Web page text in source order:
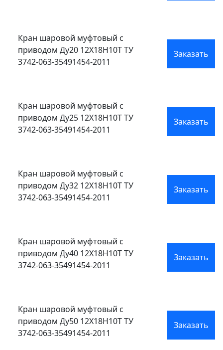
Кран шаровой муфтовый с
приводом Ду20 12Х18Н10Т ТУ
3742-063-35491454-2011
Заказать
Кран шаровой муфтовый с
приводом Ду25 12Х18Н10Т ТУ
3742-063-35491454-2011
Заказать
Кран шаровой муфтовый с
приводом Ду32 12Х18Н10Т ТУ
3742-063-35491454-2011
Заказать
Кран шаровой муфтовый с
приводом Ду40 12Х18Н10Т ТУ
3742-063-35491454-2011
Заказать
Кран шаровой муфтовый с
приводом Ду50 12Х18Н10Т ТУ
3742-063-35491454-2011
Заказать